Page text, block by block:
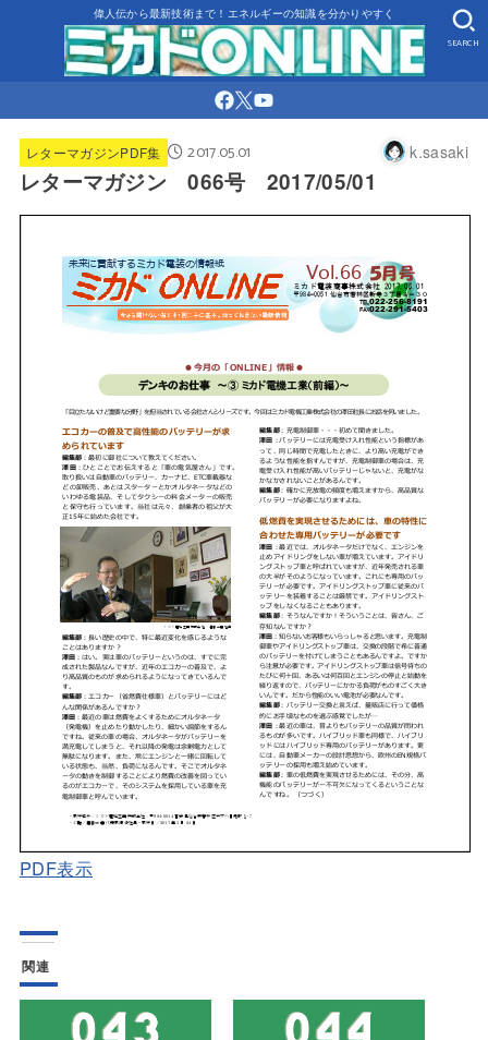
偉人伝から最新技術まで！エネルギーの知識を分かりやすく
SEARCH
レターマガジンPDF集 2017.05.01 k.sasaki
レターマガジン 066号 2017/05/01
PDF表示
関連